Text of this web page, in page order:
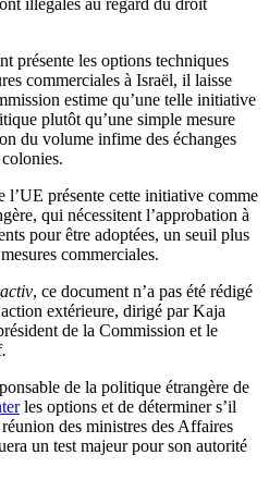
illégales au regard du droit
présente les options techniques
commerciales à Israël, il laisse
estime qu’une telle initiative
plutôt qu’une simple mesure
du volume infime des échanges
l’UE présente cette initiative comme
qui nécessitent l’approbation à
pour être adoptées, un seuil plus
commerciales.
, ce document n’a pas été rédigé
extérieure, dirigé par Kaja
de la Commission et le
.
de la politique étrangère de
les options et de déterminer s’il
des ministres des Affaires
un test majeur pour son autorité